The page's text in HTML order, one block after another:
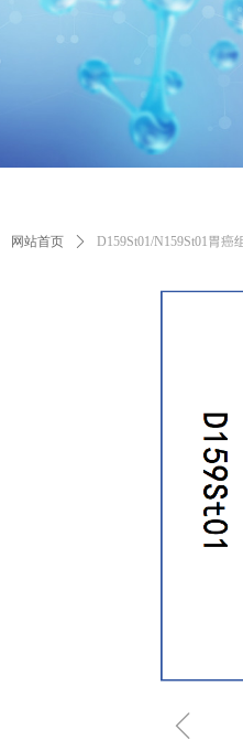
网站首页 ꄲ D159St01/N159St01胃癌
ꁆ